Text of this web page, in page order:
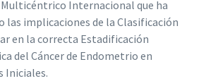
Internacional que ha
las implicaciones de la Clasificación
en la correcta Estadificación
del Cáncer de Endometrio en
Iniciales.